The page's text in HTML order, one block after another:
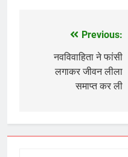
navigation
Previous:
नवविवाहिता ने फांसी
लगाकर जीवन लीला
समाप्त कर ली